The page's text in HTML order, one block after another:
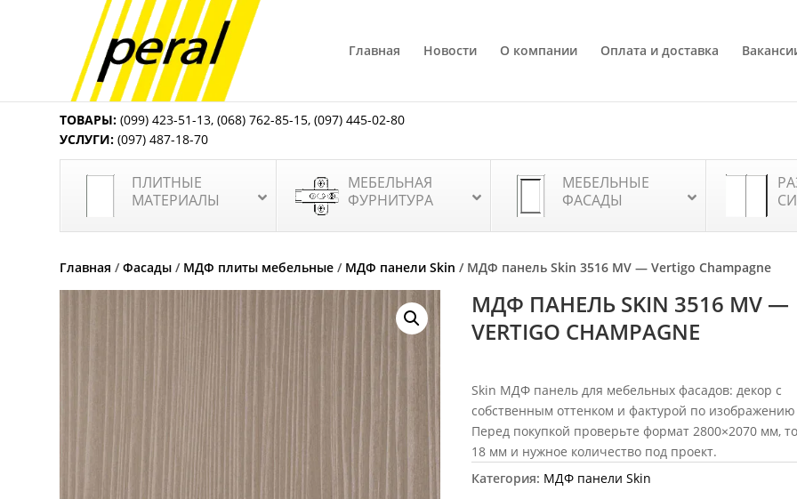
Главная Новости О компании Оплата и доставка
ТОВАРЫ: (099) 423-51-13,(068) 762-85-15,(097) 445-02-80
УСЛУГИ: (097) 487-18-70
ПЛИТНЫЕ
МАТЕРИАЛЫ
МЕБЕЛЬНАЯ
ФУРНИТУРА
МЕБЕЛЬНЫЕ
ФАСАДЫ
Главная /Фасады / МДФ плиты мебельные / МДФ панели Skin / МДФ панель Skin 3516 MV — Vertigo Champagne
МДФ ПАНЕЛЬ SKIN 3516 MV —
VERTIGO CHAMPAGNE
Skin МДФ панель для мебельных фасадов: декор с
собственным оттенком и фактурой по
Перед покупкой проверьте формат 2800×2070 мм,
18 мм и нужное количество под проект.
Категория: МДФ панели Skin